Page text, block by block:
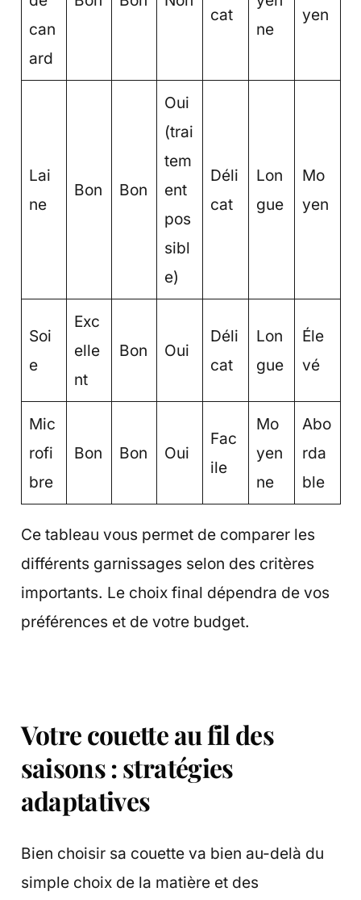
can
ard
cat
ne
yen
Lai
ne
Bon Bon
Oui
(trai
tem
ent
pos
sibl
e)
Déli
cat
Lon
gue
Mo
yen
Soi
e
Exc
elle
nt
Bon Oui
Déli
cat
Lon
gue
Éle
vé
Mic
rofi
bre
Bon Bon Oui
Fac
ile
Mo
yen
ne
Abo
rda
ble
Ce tableau vous permet de comparer les
différents garnissages selon des critères
importants. Le choix final dépendra de vos
préférences et de votre budget.
Votre couette au fil des
saisons : stratégies
adaptatives
Bien choisir sa couette va bien au-delà du
simple choix de la matière et des